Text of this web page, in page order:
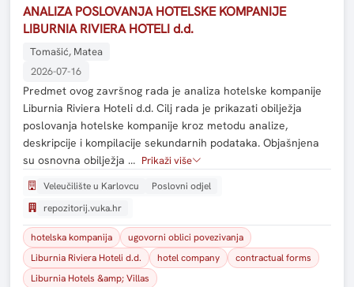
ANALIZA POSLOVANJA HOTELSKE KOMPANIJE
LIBURNIA RIVIERA HOTELI d.d.
Tomašić, Matea
2026-07-16
Predmet ovog završnog rada je analiza hotelske kompanije
Liburnia Riviera Hoteli d.d. Cilj rada je prikazati obilježja
poslovanja hotelske kompanije kroz metodu analize,
deskripcije i kompilacije sekundarnih podataka. Objašnjena
su osnovna obilježja … Prikaži više
Veleučilište u Karlovcu
Poslovni odjel
repozitorij.vuka.hr
hotelska kompanija
ugovorni oblici povezivanja
Liburnia Riviera Hoteli d.d.
hotel company
contractual forms
Liburnia Hotels &amp; Villas